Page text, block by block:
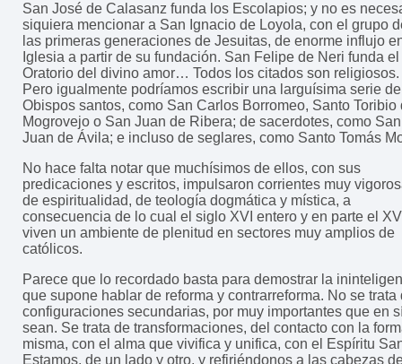
San José de Calasanz funda los Escolapios; y no es
siquiera mencionar a San Ignacio de Loyola, con el grupo
las primeras generaciones de Jesuitas, de enorme influjo
Iglesia a partir de su fundación. San Felipe de Neri funda el
Oratorio del divino amor… Todos los citados son religiosos.
Pero igualmente podríamos escribir una larguísima serie de
Obispos santos, como San Carlos Borromeo, Santo Toribio
Mogrovejo o San Juan de Ribera; de sacerdotes, como San
Juan de Ávila; e incluso de seglares, como Santo Tomás
No hace falta notar que muchísimos de ellos, con sus
predicaciones y escritos, impulsaron corrientes muy
de espiritualidad, de teología dogmática y mística, a
consecuencia de lo cual el siglo XVI entero y en parte el
viven un ambiente de plenitud en sectores muy amplios de
católicos.
Parece que lo recordado basta para demostrar la
que supone hablar de reforma y contrarreforma. No se trata
configuraciones secundarias, por muy importantes que en
sean. Se trata de transformaciones, del contacto con la
misma, con el alma que vivifica y unifica, con el Espíritu
Estamos, de un lado y otro, y refiriéndonos a las cabezas